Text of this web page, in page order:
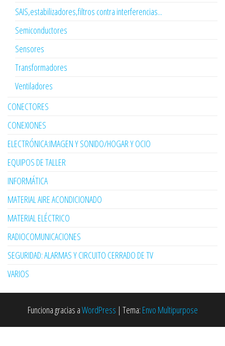
SAIS,estabilizadores,filtros contra interferencias...
Semiconductores
Sensores
Transformadores
Ventiladores
CONECTORES
CONEXIONES
ELECTRÓNICA:IMAGEN Y SONIDO/HOGAR Y OCIO
EQUIPOS DE TALLER
INFORMÁTICA
MATERIAL AIRE ACONDICIONADO
MATERIAL ELÉCTRICO
RADIOCOMUNICACIONES
SEGURIDAD: ALARMAS Y CIRCUITO CERRADO DE TV
VARIOS
Funciona gracias aWordPress | Tema: Envo Multipurpose